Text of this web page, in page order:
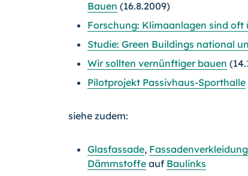
Bauen (16.8.2009)
Forschung: Klimaanlagen sind oft
Studie: Green Buildings national
Wir sollten vernünftiger bauen
Pilotprojekt Passivhaus-Sporthalle
siehe zudem:
Glasfassade, Fassadenverkleidung
Dämmstoffe auf Baulinks